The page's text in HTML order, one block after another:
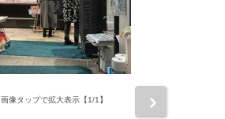
画像タップで拡大表示【1/1】